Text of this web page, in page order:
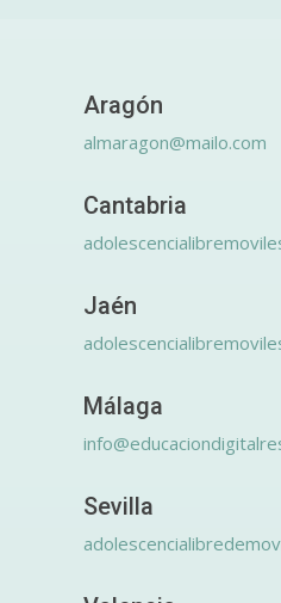
Aragón
almaragon@mailo.com
Cantabria
Jaén
Málaga
Sevilla